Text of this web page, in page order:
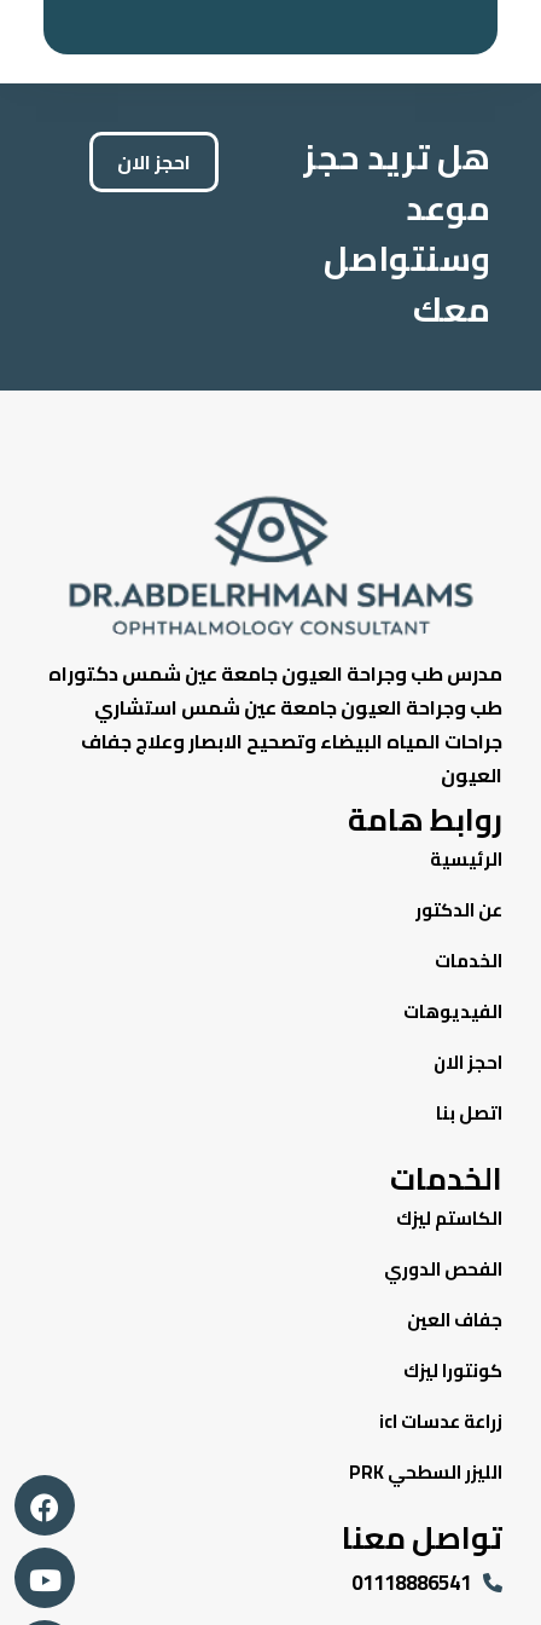
هل تريد حجز
موعد
وسنتواصل
معك
احجز الان
مدرس طب وجراحة العيون جامعة عين شمس دكتوراه
طب وجراحة العيون جامعة عين شمس استشاري
جراحات المياه البيضاء وتصحيح الابصار وعلاج جفاف
العيون
روابط هامة
الرئيسية
عن الدكتور
الخدمات
الفيديوهات
احجز الان
اتصل بنا
الخدمات
الكاستم ليزك
الفحص الدوري
جفاف العين
كونتورا ليزك
زراعة عدسات icl
الليزر السطحي PRK
تواصل معنا
01118886541